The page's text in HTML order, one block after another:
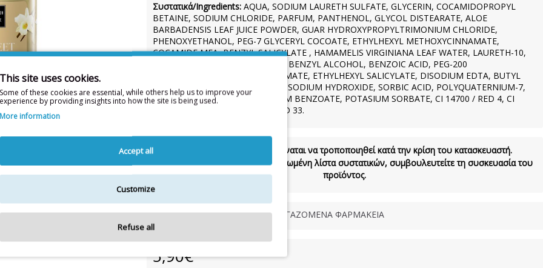
Συστατικά/Ingredients:AQUA, SODIUM LAURETH SULFATE, GLYCERIN, COCAMIDOPROPYL
BETAINE, SODIUM CHLORIDE, PARFUM, PANTHENOL, GLYCOL DISTEARATE, ALOE
BARBADENSIS LEAF JUICE POWDER, GUAR HYDROXYPROPYLTRIMONIUM CHLORIDE,
PHENOXYETHANOL, PEG-7 GLYCERYL COCOATE, ETHYLHEXYL METHOXYCINNAMATE,
COCAMIDE MEA, BENZYL SALICYLATE , HAMAMELIS VIRGINIANA LEAF WATER, LAURETH-10,
PEG-90 GLYCERYL ISOSTEARATE, BENZYL ALCOHOL, BENZOIC ACID, PEG-200
HYDROGENATED GLYCERYL PALMATE, ETHYLHEXYL SALICYLATE, DISODIUM EDTA, BUTYL
METHOXYDIBENZOYLMETHANE, SODIUM HYDROXIDE, SORBIC ACID, POLYQUATERNIUM-7,
CITRIC ACID, LAURETH-2, SODIUM BENZOATE, POTASIUM SORBATE, CI 14700 / RED 4, CI
19140 / YELLOW 5, CI 17200 / RED 33.
Η λίστα συστατικών δύναται να τροποποιηθεί κατά την κρίση του κατασκευαστή.
Για την πιο πλήρη και ενημερωμένη λίστα συστατικών, συμβουλευτείτε τη συσκευασία του
προϊόντος.
Διαθεσιμότητα:ΜΟΝΟ ΣΕ ΣΥΝΕΡΓΑΖΟΜΕΝΑ ΦΑΡΜΑΚΕΙΑ
5,90€
This site uses cookies.
Some of these cookies are essential, while others help us to improve your
experience by providing insights into how the site is being used.
More information
Accept all
Customize
Refuse all